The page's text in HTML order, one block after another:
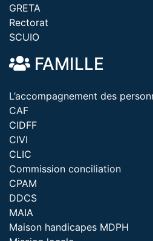
GRETA
Rectorat
SCUIO
FAMILLE
L’accompagnement des
CAF
CIDFF
CIVI
CLIC
Commission conciliation
CPAM
DDCS
MAIA
Maison handicapes MDPH